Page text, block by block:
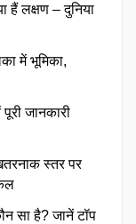
लक्षण – दुनिया
में भूमिका,
जानकारी
स्तर पर
सा है? जानें टॉप